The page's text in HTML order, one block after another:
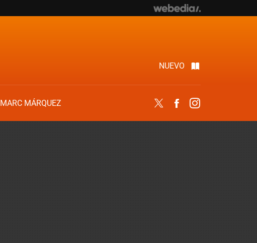
NUEVO
MARC MÁRQUEZ
Twitter Facebook